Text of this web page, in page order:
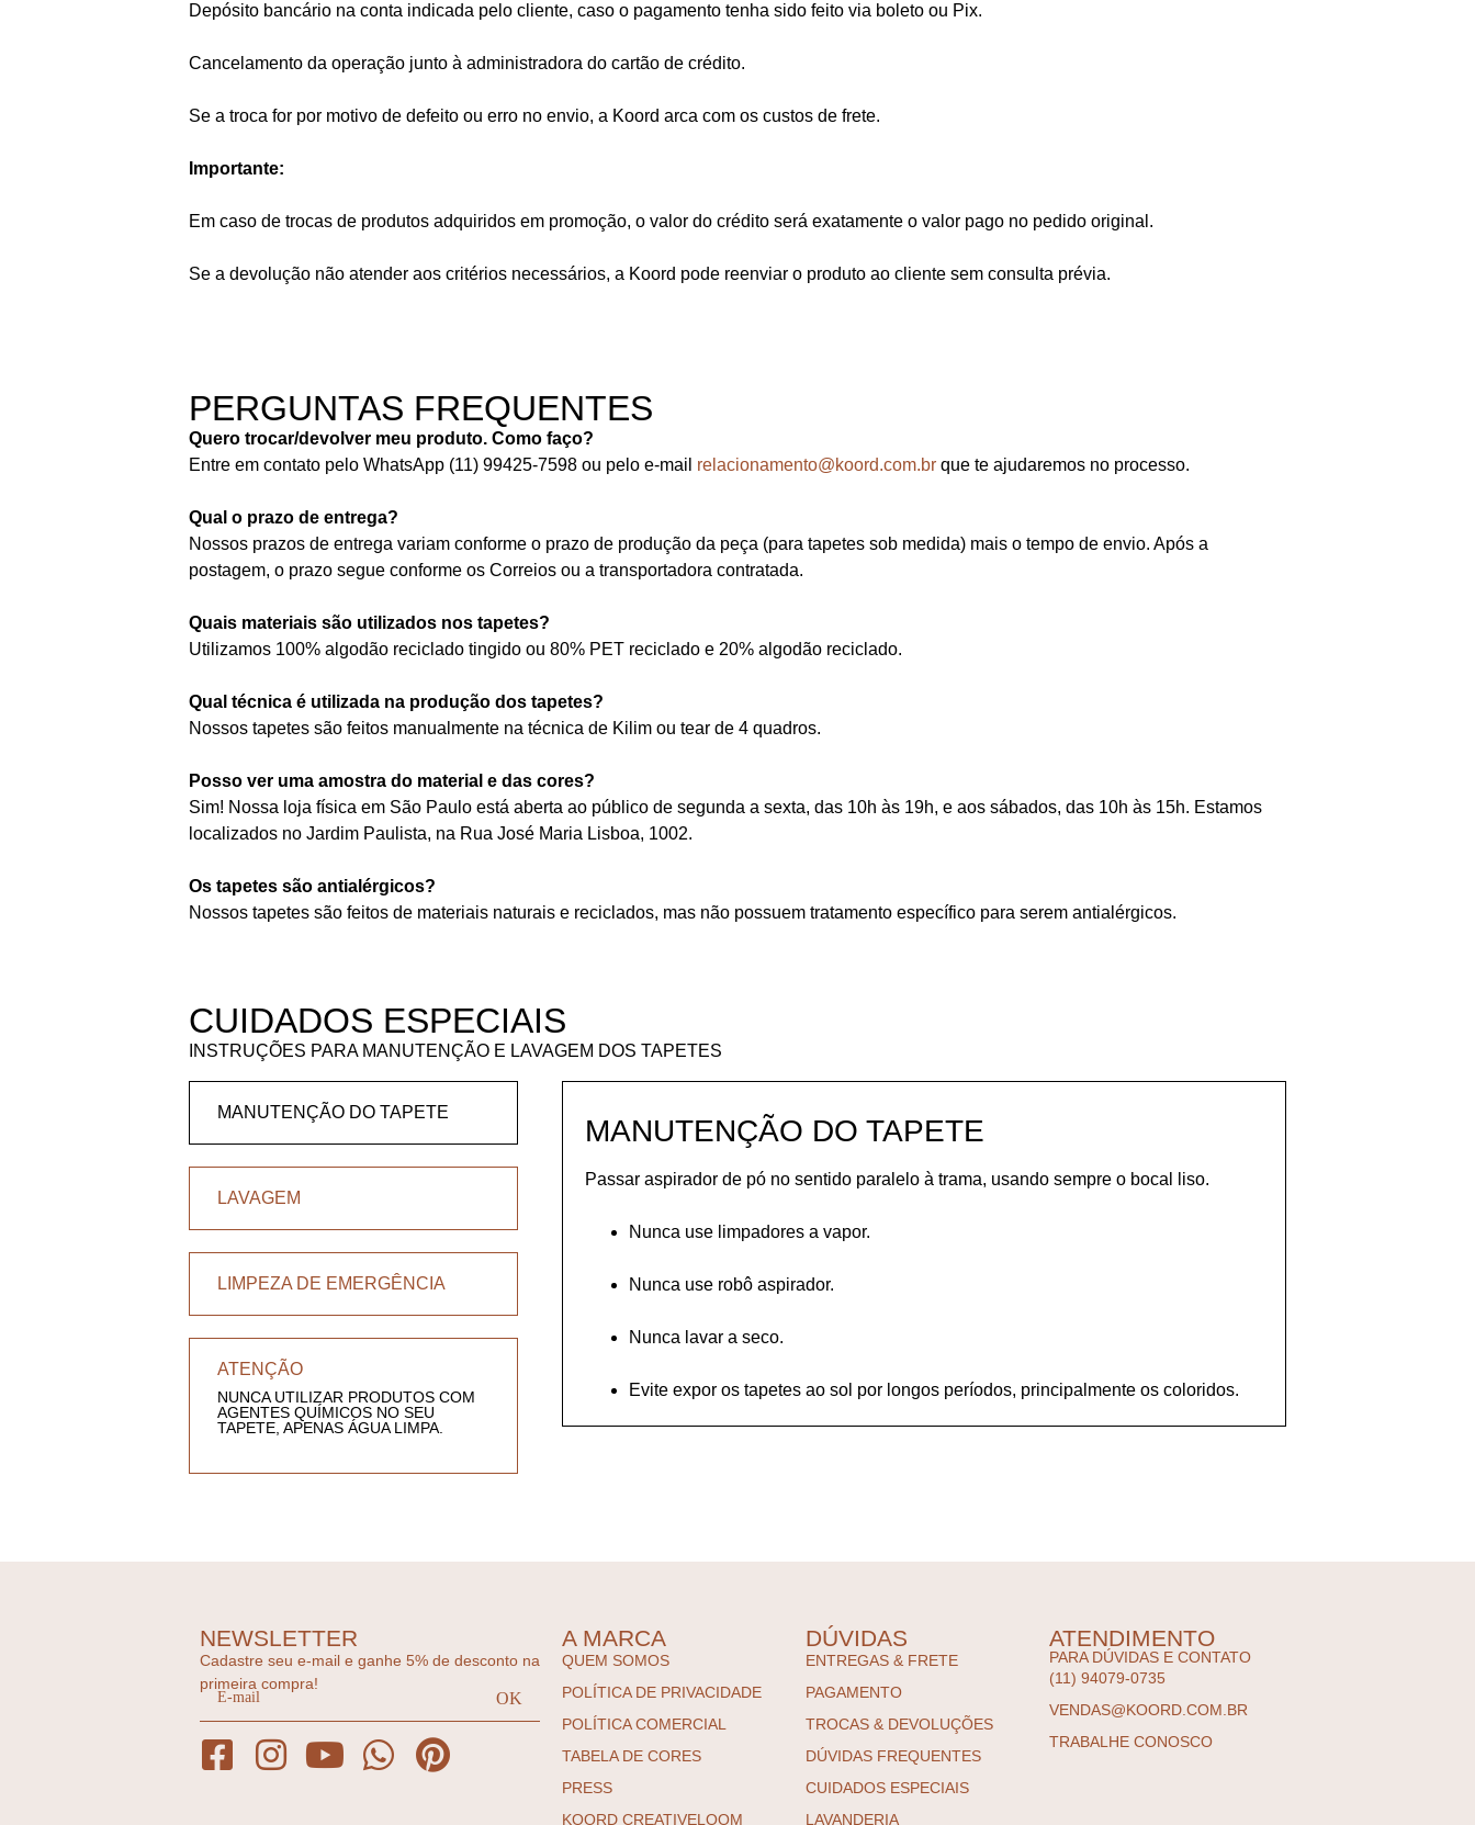
Depósito bancário na conta indicada pelo cliente, caso o pagamento tenha sido feito via boleto ou Pix.
Cancelamento da operação junto à administradora do cartão de crédito.
Se a troca for por motivo de defeito ou erro no envio, a Koord arca com os custos de frete.
Importante:
Em caso de trocas de produtos adquiridos em promoção, o valor do crédito será exatamente o valor pago no pedido original.
Se a devolução não atender aos critérios necessários, a Koord pode reenviar o produto ao cliente sem consulta prévia.
PERGUNTAS FREQUENTES
Quero trocar/devolver meu produto. Como faço?
Entre em contato pelo WhatsApp (11) 99425-7598 ou pelo e-mail relacionamento@koord.com.br que te ajudaremos no processo.
Qual o prazo de entrega?
Nossos prazos de entrega variam conforme o prazo de produção da peça (para tapetes sob medida) mais o tempo de envio. Após a
postagem, o prazo segue conforme os Correios ou a transportadora contratada.
Quais materiais são utilizados nos tapetes?
Utilizamos 100% algodão reciclado tingido ou 80% PET reciclado e 20% algodão reciclado.
Qual técnica é utilizada na produção dos tapetes?
Nossos tapetes são feitos manualmente na técnica de Kilim ou tear de 4 quadros.
Posso ver uma amostra do material e das cores?
Sim! Nossa loja física em São Paulo está aberta ao público de segunda a sexta, das 10h às 19h, e aos sábados, das 10h às 15h. Estamos
localizados no Jardim Paulista, na Rua José Maria Lisboa, 1002.
Os tapetes são antialérgicos?
Nossos tapetes são feitos de materiais naturais e reciclados, mas não possuem tratamento específico para serem antialérgicos.
CUIDADOS ESPECIAIS
INSTRUÇÕES PARA MANUTENÇÃO E LAVAGEM DOS TAPETES
MANUTENÇÃO DO TAPETE
LAVAGEM
LIMPEZA DE EMERGÊNCIA
ATENÇÃO
NUNCA UTILIZAR PRODUTOS COM
AGENTES QUÍMICOS NO SEU
TAPETE, APENAS ÁGUA LIMPA.
MANUTENÇÃO DO TAPETE
Passar aspirador de pó no sentido paralelo à trama, usando sempre o bocal liso.
Nunca use limpadores a vapor.
Nunca use robô aspirador.
Nunca lavar a seco.
Evite expor os tapetes ao sol por longos períodos, principalmente os coloridos.
NEWSLETTER
Cadastre seu e-mail e ganhe 5% de desconto na
primeira compra!
A MARCA
QUEM SOMOS
POLÍTICA DE PRIVACIDADE
POLÍTICA COMERCIAL
TABELA DE CORES
PRESS
KOORD CREATIVELOOM
DÚVIDAS
ENTREGAS & FRETE
PAGAMENTO
TROCAS & DEVOLUÇÕES
DÚVIDAS FREQUENTES
CUIDADOS ESPECIAIS
LAVANDERIA
ATENDIMENTO
PARA DÚVIDAS E CONTATO
(11) 94079-0735
VENDAS@KOORD.COM.BR
TRABALHE CONOSCO